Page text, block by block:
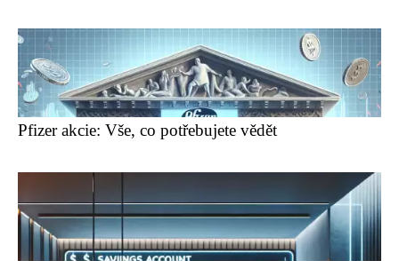
Pfizer akcie: Vše, co potřebujete vědět